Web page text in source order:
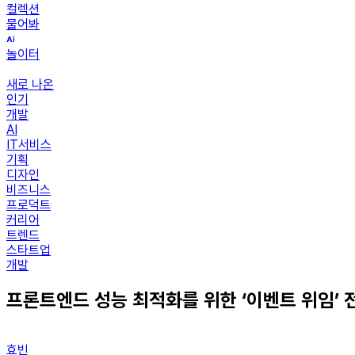
컬렉션
물어봐
놀이터
새로 나온
인기
개발
AI
IT서비스
기획
디자인
비즈니스
프로덕트
커리어
트렌드
스타트업
개발
프론트엔드 성능 최적화를 위한 ‘이벤트 위임’
효빈